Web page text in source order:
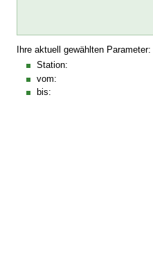
Ihre aktuell gewählten
Station:
vom:
bis: